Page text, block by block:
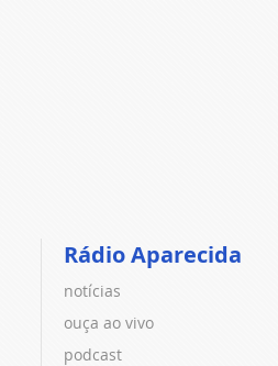
Rádio Aparecida
notícias
ouça ao vivo
podcast